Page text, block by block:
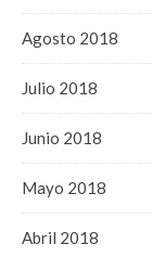
Agosto 2018
Julio 2018
Junio 2018
Mayo 2018
Abril 2018